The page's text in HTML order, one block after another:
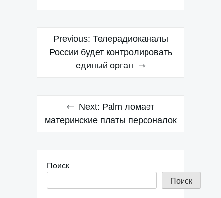
Навигация
по
записям
Previous: Телерадиоканалы
России будет контролировать
единый орган
Next: Palm ломает
материнские платы персоналок
Поиск
Поиск